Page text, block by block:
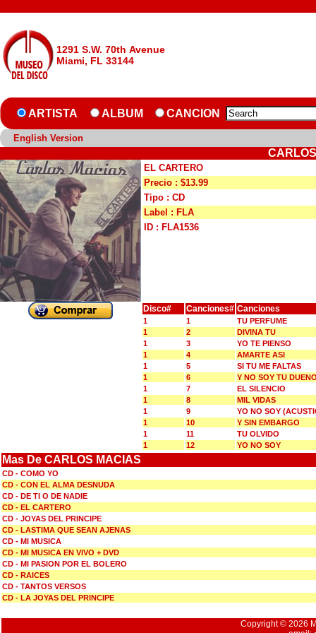
1291 S.W. 70th Avenue
Miami, FL 33144
ARTISTA ALBUM CANCION
English Version
EL CARTERO
Precio : $13.99
Tipo : CD
Label : FLA
ID : FLA1536
Disco# Canciones# Canciones
1 1
TU PERFUME
1
2
DIVINA TU
1
3
YO TE PIENSO
1
4
AMARTE ASI
1
5
SI TU ME FALTAS
1
6
Y NO SOY TU
1
7
EL SILENCIO
1
8
MIL VIDAS
1
9
YO NO SOY
1
10
Y SIN EMBARGO
1
11
TU OLVIDO
1
12 YO NO SOY
Mas De CARLOS MACIAS
CD - COMO YO
CD - CON EL ALMA DESNUDA
CD - DE TI O DE NADIE
CD - EL CARTERO
CD - JOYAS DEL PRINCIPE
CD - LASTIMA QUE SEAN AJENAS
CD - MI MUSICA
CD - MI MUSICA EN VIVO + DVD
CD - MI PASION POR EL BOLERO
CD - RAICES
CD - TANTOS VERSOS
CD - LA JOYAS DEL PRINCIPE
Copyright © 2026